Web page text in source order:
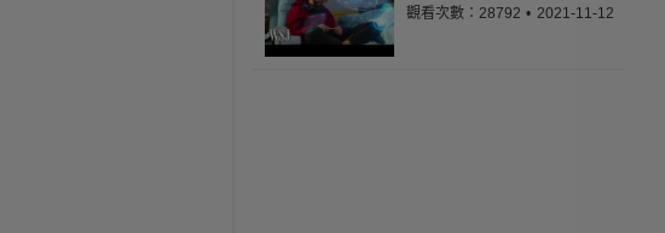
觀看次數：28792 2021-11-12